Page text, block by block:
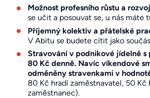
Možnost profesního růstu a
se učit a posouvat se, u nás máte
Příjemný kolektiv a přátelské
V Abitu se budete cítit jako
Stravování v podnikové jídelně s
80 Kč denně. Navíc víkendové
odměněny stravenkami v
80 Kč hradí zaměstnavatel, 50 Kč
zaměstnanec).